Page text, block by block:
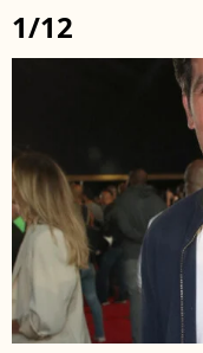
1/12